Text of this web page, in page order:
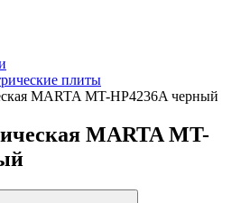
плиты
MARTA MT-HP4236A черный
MARTA MT-